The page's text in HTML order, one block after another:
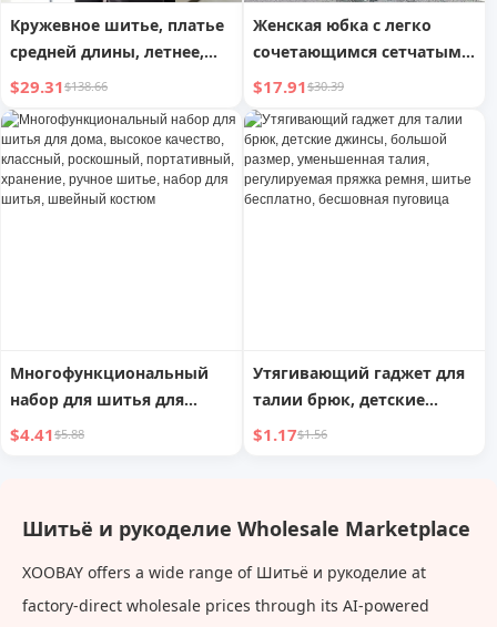
Кружевное шитье, платье
средней длины, летнее,
приталенное
$29.31$138.66
Женская юбка с легко
сочетающимся сетчатым
шитьем
$17.91$30.39
Многофункциональный
набор для шитья для
дома, высокое качество,
шитья, швейный костюм
$4.41$5.88
Утягивающий гаджет для
талии брюк, детские
джинсы, большой размер,
бесшовная пуговица
$1.17$1.56
Шитьё и рукоделие Wholesale Marketplace
XOOBAY offers a wide range of Шитьё и рукоделие at
factory-direct wholesale prices through its AI-powered